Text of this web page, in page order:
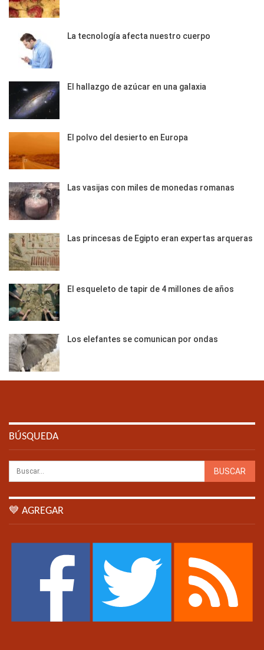
La tecnología afecta nuestro cuerpo
El hallazgo de azúcar en una galaxia
El polvo del desierto en Europa
Las vasijas con miles de monedas romanas
Las princesas de Egipto eran expertas arqueras
El esqueleto de tapir de 4 millones de años
Los elefantes se comunican por ondas
BÚSQUEDA
💙 AGREGAR